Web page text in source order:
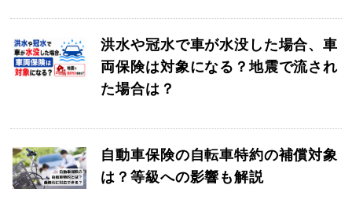
洪水や冠水で車が水没した場合、車
両保険は対象になる？地震で流され
た場合は？
自動車保険の自転車特約の補償対象
は？等級への影響も解説